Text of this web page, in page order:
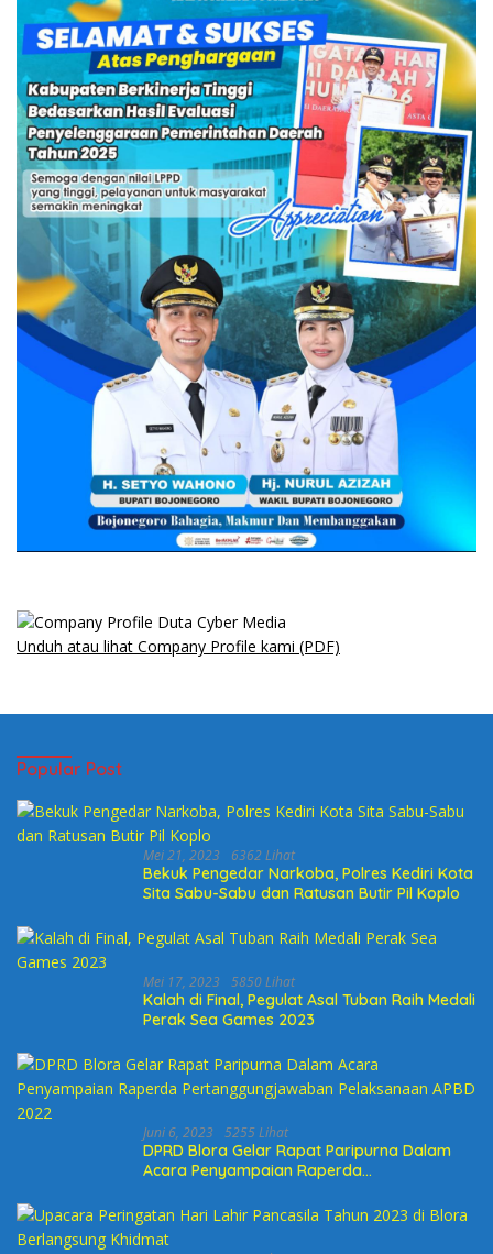
Unduh atau lihat Company Profile kami (PDF)
Popular Post
Mei 21, 2023 6362 Lihat
Bekuk Pengedar Narkoba, Polres Kediri Kota
Sita Sabu-Sabu dan Ratusan Butir Pil Koplo
Mei 17, 2023 5850 Lihat
Kalah di Final, Pegulat Asal Tuban Raih Medali
Perak Sea Games 2023
Juni 6, 2023 5255 Lihat
DPRD Blora Gelar Rapat Paripurna Dalam
Acara Penyampaian Raperda
2022